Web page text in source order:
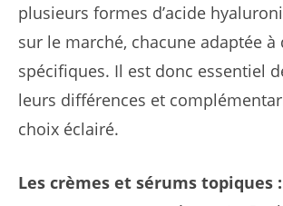
plusieurs formes d’acide
sur le marché, chacune adaptée à
spécifiques. Il est donc essentiel
leurs différences et
choix éclairé.
Les crèmes et sérums topiques :